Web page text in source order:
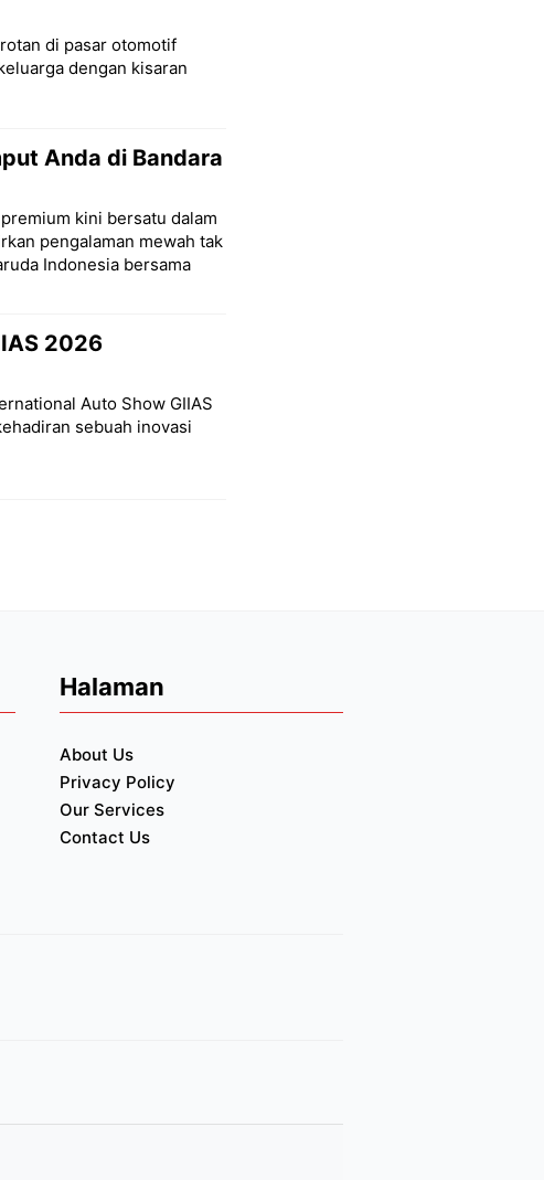
di pasar otomotif
dengan kisaran
Anda di Bandara
kini bersatu dalam
pengalaman mewah tak
Indonesia bersama
2026
Auto Show GIIAS
sebuah inovasi
Halaman
About Us
Privacy Policy
Our Services
Contact Us